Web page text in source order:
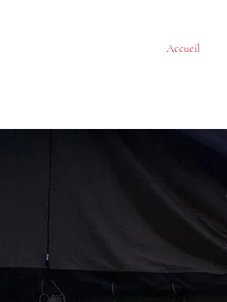
Accueil